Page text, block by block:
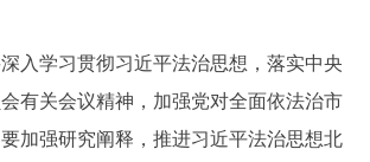
法人服务 部门服务
利企服务 投资项目
学习贯彻习近平法治思想，落实中央
有关会议精神，加强党对全面依法治市
加强研究阐释，推进习近平法治思想北